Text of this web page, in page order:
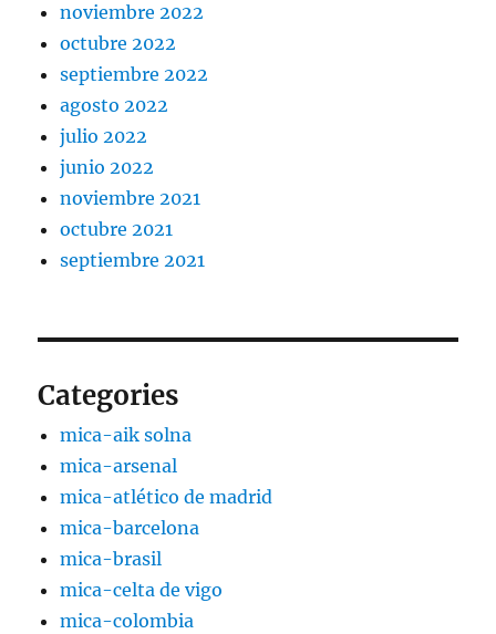
noviembre 2022
octubre 2022
septiembre 2022
agosto 2022
julio 2022
junio 2022
noviembre 2021
octubre 2021
septiembre 2021
Categories
mica-aik solna
mica-arsenal
mica-atlético de madrid
mica-barcelona
mica-brasil
mica-celta de vigo
mica-colombia